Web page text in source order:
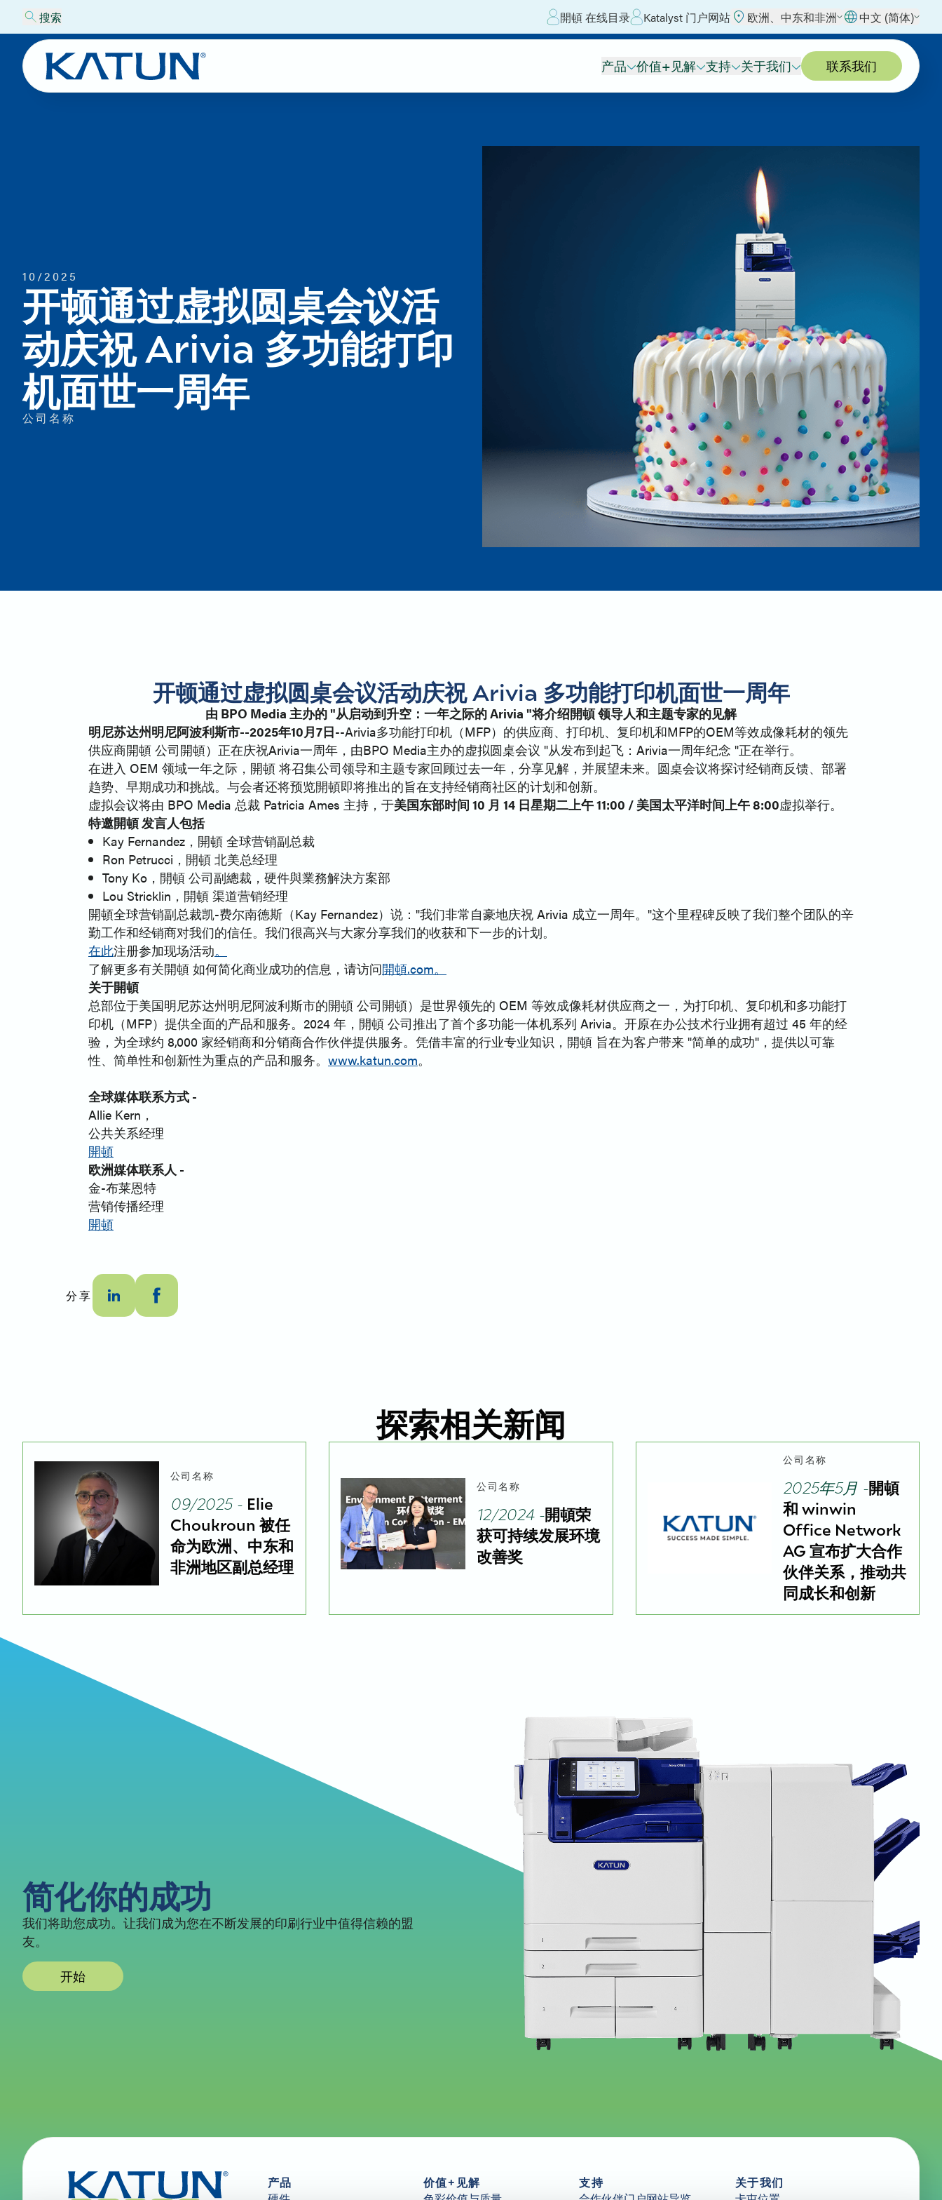
搜索 開頓 在线目录 Katalyst 门户网站 欧洲、中东和非洲 中文 (简体)
产品 价值+见解 支持 关于我们 联系我们
10/2025
开顿通过虚拟圆桌会议活
动庆祝 Arivia 多功能打印
机面世一周年
公司名称
开顿通过虚拟圆桌会议活动庆祝 Arivia 多功能打印机面世一周年
由 BPO Media 主办的 "从启动到升空：一年之际的 Arivia "将介绍開頓 领导人和主题专家的见解
明尼苏达州明尼阿波利斯市--2025年10月7日--Arivia多功能打印机（MFP）的供应商、打印机、复印机和MFP的OEM等效成像耗材的领先
供应商開頓 公司開頓）正在庆祝Arivia一周年，由BPO Media主办的虚拟圆桌会议 "从发布到起飞：Arivia一周年纪念 "正在举行。
在进入 OEM 领域一年之际，開頓 将召集公司领导和主题专家回顾过去一年，分享见解，并展望未来。圆桌会议将探讨经销商反馈、部署
趋势、早期成功和挑战。与会者还将预览開頓即将推出的旨在支持经销商社区的计划和创新。
虚拟会议将由 BPO Media 总裁 Patricia Ames 主持，于美国东部时间 10 月 14 日星期二上午 11:00 / 美国太平洋时间上午 8:00虚拟举行。
特邀開頓 发言人包括
Kay Fernandez，開頓 全球营销副总裁
Ron Petrucci，開頓 北美总经理
Tony Ko，開頓 公司副總裁，硬件與業務解決方案部
Lou Stricklin，開頓 渠道营销经理
開頓全球营销副总裁凯-费尔南德斯（Kay Fernandez）说："我们非常自豪地庆祝 Arivia 成立一周年。"这个里程碑反映了我们整个团队的辛
勤工作和经销商对我们的信任。我们很高兴与大家分享我们的收获和下一步的计划。
在此注册参加现场活动。
了解更多有关開頓 如何简化商业成功的信息，请访问開頓.com。
关于開頓
总部位于美国明尼苏达州明尼阿波利斯市的開頓 公司開頓）是世界领先的 OEM 等效成像耗材供应商之一，为打印机、复印机和多功能打
印机（MFP）提供全面的产品和服务。2024 年，開頓 公司推出了首个多功能一体机系列 Arivia。开原在办公技术行业拥有超过 45 年的经
验，为全球约 8,000 家经销商和分销商合作伙伴提供服务。凭借丰富的行业专业知识，開頓 旨在为客户带来 "简单的成功"，提供以可靠
性、简单性和创新性为重点的产品和服务。 www.katun.com。
全球媒体联系方式 -
Allie Kern，
公共关系经理
開頓
欧洲媒体联系人 -
金-布莱恩特
营销传播经理
開頓
分享
探索相关新闻
公司名称
09/2025 - Elie
Choukroun 被任
命为欧洲、中东和
非洲地区副总经理
公司名称
12/2024 -開頓荣
获可持续发展环境
改善奖
公司名称
2025年5月 -開頓
和 winwin
Office Network
AG 宣布扩大合作
伙伴关系，推动共
同成长和创新
简化你的成功
我们将助您成功。让我们成为您在不断发展的印刷行业中值得信赖的盟
友。
开始
产品 价值+见解 支持 关于我们